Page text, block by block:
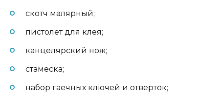
скотч малярный;
пистолет для клея;
канцелярский нож;
стамеска;
набор гаечных ключей и отверток;